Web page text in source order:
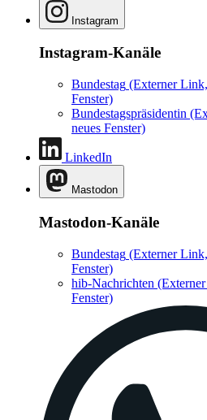
Instagram
Instagram-Kanäle
Bundestag (Externer
Fenster)
Bundestagspräsidentin
neues Fenster)
LinkedIn
Mastodon
Mastodon-Kanäle
Bundestag (Externer
Fenster)
hib-Nachrichten
Fenster)